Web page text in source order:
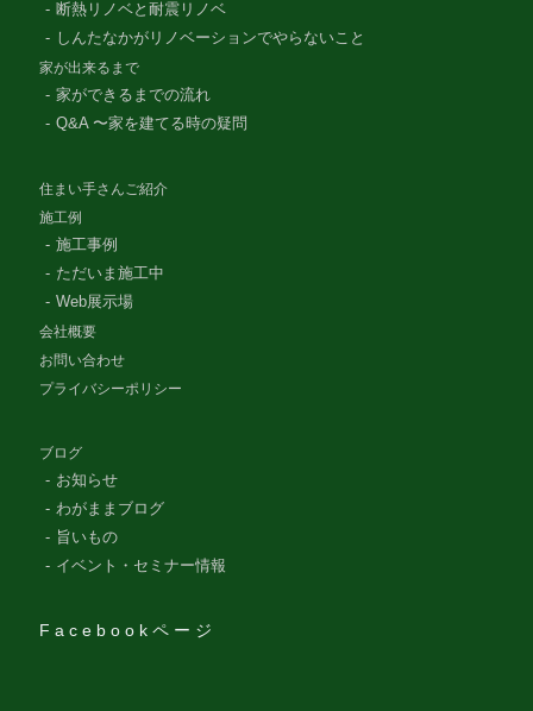
断熱リノベと耐震リノベ
しんたなかがリノベーションでやらないこと
家が出来るまで
家ができるまでの流れ
Q&A 〜家を建てる時の疑問
住まい手さんご紹介
施工例
施工事例
ただいま施工中
Web展示場
会社概要
お問い合わせ
プライバシーポリシー
ブログ
お知らせ
わがままブログ
旨いもの
イベント・セミナー情報
Facebookページ